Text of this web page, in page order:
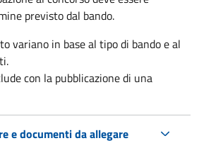
previsto dal bando.
variano in base al tipo di bando e al
con la pubblicazione di una
e documenti da allegare